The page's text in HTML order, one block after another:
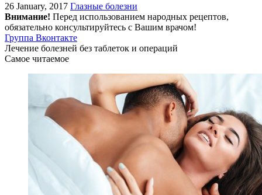
26 January, 2017 Глазные болезни
Внимание! Перед использованием народных рецептов,
обязательно консультируйтесь с Вашим врачом!
Группа Вконтакте
Лечение болезней без таблеток и операций
Самое читаемое